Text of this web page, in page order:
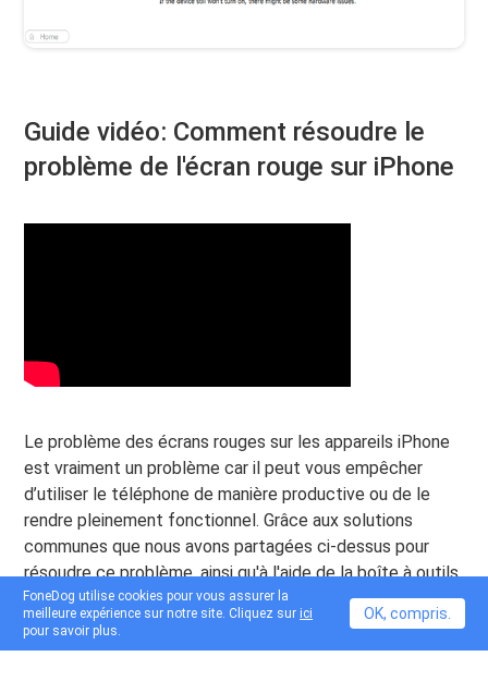
Guide vidéo: Comment résoudre le
problème de l'écran rouge sur iPhone
Le problème des écrans rouges sur les appareils iPhone
est vraiment un problème car il peut vous empêcher
d’utiliser le téléphone de manière productive ou de le
rendre pleinement fonctionnel. Grâce aux solutions
communes que nous avons partagées ci-dessus pour
résoudre ce problème, ainsi qu'à l'aide de la boîte à outils
FoneDog, nous espérons que le problème d'écran rouge
de votre iPhone a maintenant été résolu.
FoneDog utilise cookies pour vous assurer la
meilleure expérience sur notre site. Cliquez sur ici
pour savoir plus.
OK, compris.